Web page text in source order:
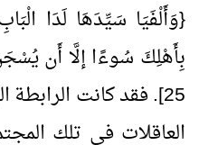
{وَأَلْفَيَا سَيِّدَهَا لَدَا
بِأَهْلِكَ سُوءًا إلَّا أَن
25]. فقد كانت الرابطة
العاقلات في تلك